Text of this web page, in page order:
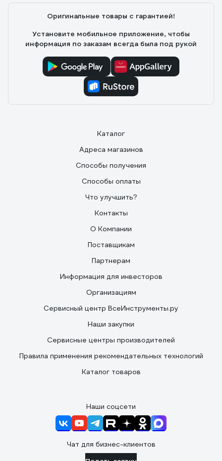
Оригинальные товары с гарантией!
Установите мобильное приложение, чтобы
информация по заказам всегда была под рукой
Каталог
Адреса магазинов
Способы получения
Способы оплаты
Что улучшить?
Контакты
О Компании
Поставщикам
Партнерам
Информация для инвесторов
Организациям
Сервисный центр ВсеИнструменты.ру
Наши закупки
Сервисные центры производителей
Правила применения рекомендательных технологий
Каталог товаров
Наши соцсети
Чат для бизнес-клиентов